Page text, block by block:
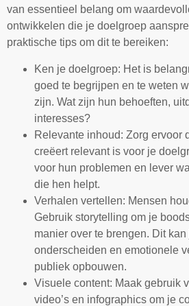
van essentieel belang om
ontwikkelen die je doelgroep
praktische tips om dit te bereiken:
Ken je doelgroep: Het is
goed te begrijpen en te weten
zijn. Wat zijn hun behoeften,
interesses?
Relevante inhoud: Zorg ervoor
creëert relevant is voor je
voor hun problemen en lever
die hen helpt.
Verhalen vertellen: Mensen
Gebruik storytelling om je
manier over te brengen. Dit
onderscheiden en emotionele
publiek opbouwen.
Visuele content: Maak gebruik
video’s en infographics om je